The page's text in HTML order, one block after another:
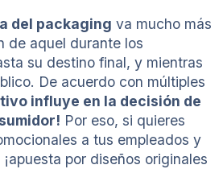
del packaging va mucho más
de aquel durante los
su destino final, y mientras
De acuerdo con múltiples
influye en la decisión de
Por eso, si quieres
a tus empleados y
por diseños originales